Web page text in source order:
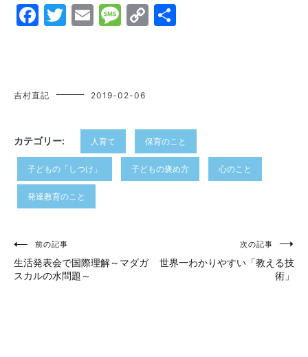
Facebook
Twitter
EmailMessage
Copy
吉村直記 2019-02-06
カテゴリー: 人育て 保育のこと
子どもの「しつけ」 子どもの褒め方 心のこと
発達教育のこと
投
稿
前の記事
生活発表会で国際理解～マダガ
スカルの水問題～
次の記事
世界一わかりやすい「教える技
術」